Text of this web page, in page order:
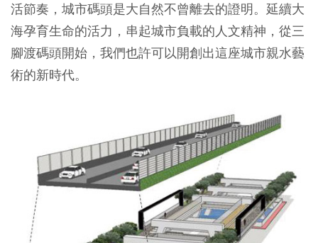
活節奏，城市碼頭是大自然不曾離去的證明。延續大
海孕育生命的活力，串起城市負載的人文精神，從三
腳渡碼頭開始，我們也許可以開創出這座城市親水藝
術的新時代。